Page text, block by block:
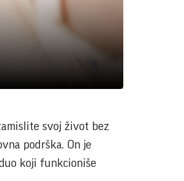
svoj život bez
podrška. On je
koji funkcioniše